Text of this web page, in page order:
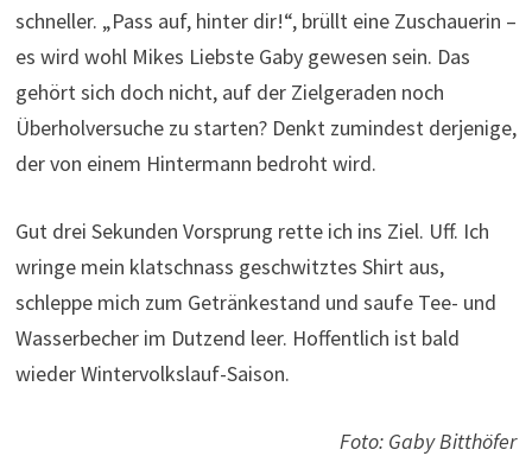
schneller. „Pass auf, hinter dir!“, brüllt eine Zuschauerin –
es wird wohl Mikes Liebste Gaby gewesen sein. Das
gehört sich doch nicht, auf der Zielgeraden noch
Überholversuche zu starten? Denkt zumindest derjenige,
der von einem Hintermann bedroht wird.
Gut drei Sekunden Vorsprung rette ich ins Ziel. Uff. Ich
wringe mein klatschnass geschwitztes Shirt aus,
schleppe mich zum Getränkestand und saufe Tee- und
Wasserbecher im Dutzend leer. Hoffentlich ist bald
wieder Wintervolkslauf-Saison.
Foto: Gaby Bitthöfer